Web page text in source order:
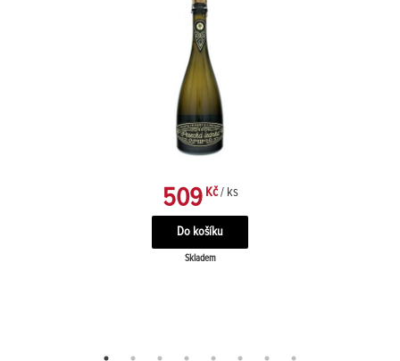
509Kč / ks
Skladem